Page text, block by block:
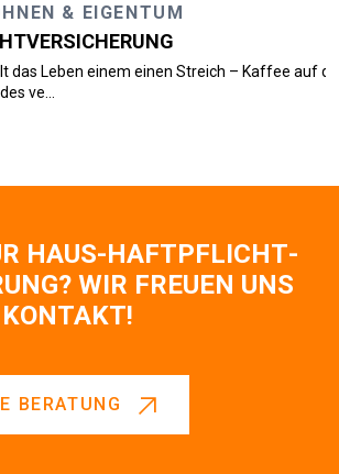
& EIGENTUM
Leben einem einen Streich – Kaffee auf dem
HAUS-HAFT­PFLICHT­
WIR FREUEN UNS
BERATUNG